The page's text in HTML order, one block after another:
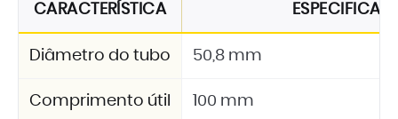
CARACTERÍSTICA
Diâmetro do tubo 50,8 mm
Comprimento útil 100 mm